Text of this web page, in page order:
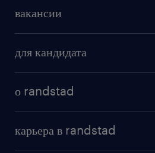
вакансии
бонусы для работников
для кандидата
о randstad
институт исследований randstad
карьера в randstad